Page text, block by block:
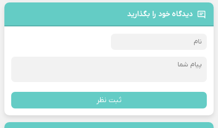
دیدگاه خود را بگذارید
ثبت نظر